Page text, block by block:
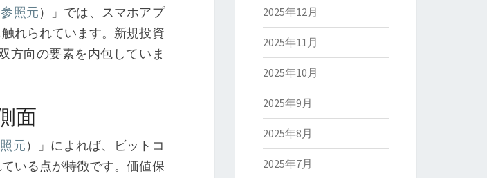
参照元）」では、スマホアプ
れられています。新規投資
方向の要素を内包していま
面
元）」によれば、ビットコ
いる点が特徴です。価値保
2025年12月
2025年11月
2025年10月
2025年9月
2025年8月
2025年7月